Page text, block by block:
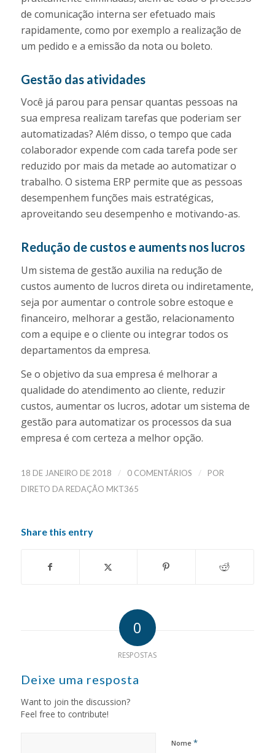
de comunicação interna ser efetuado mais
rapidamente, como por exemplo a realização de
um pedido e a emissão da nota ou boleto.
Gestão das atividades
Você já parou para pensar quantas pessoas na
sua empresa realizam tarefas que poderiam ser
automatizadas? Além disso, o tempo que cada
colaborador expende com cada tarefa pode ser
reduzido por mais da metade ao automatizar o
trabalho. O sistema ERP permite que as pessoas
desempenhem funções mais estratégicas,
aproveitando seu desempenho e motivando-as.
Redução de custos e auments nos lucros
Um sistema de gestão auxilia na redução de
custos aumento de lucros direta ou indiretamente,
seja por aumentar o controle sobre estoque e
financeiro, melhorar a gestão, relacionamento
com a equipe e o cliente ou integrar todos os
departamentos da empresa.
Se o objetivo da sua empresa é melhorar a
qualidade do atendimento ao cliente, reduzir
custos, aumentar os lucros, adotar um sistema de
gestão para automatizar os processos da sua
empresa é com certeza a melhor opção.
18 DE JANEIRO DE 2018 / 0 COMENTÁRIOS /
POR
DIRETO DA REDAÇÃO MKT365
Share this entry
0
RESPOSTAS
Deixe uma resposta
Want to join the discussion?
Feel free to contribute!
Nome *